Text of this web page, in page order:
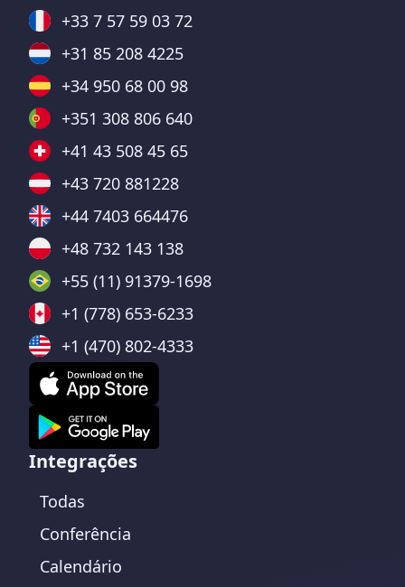
+33 7 57 59 03 72
+31 85 208 4225
+34 950 68 00 98
+351 308 806 640
+41 43 508 45 65
+43 720 881228
+44 7403 664476
+48 732 143 138
+55 (11) 91379-1698
+1 (778) 653-6233
+1 (470) 802-4333
Integrações
Todas
Conferência
Calendário